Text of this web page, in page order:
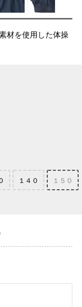
材を使用した体操
１４０ １５０